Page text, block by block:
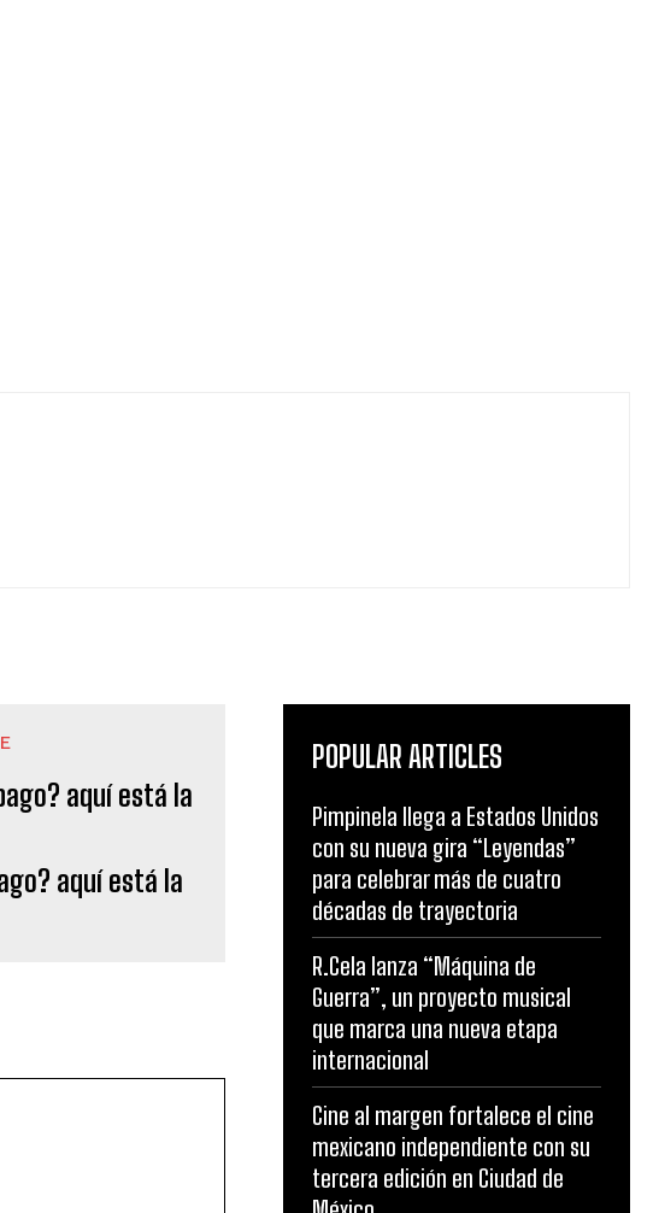
aquí está la
POPULAR ARTICLES
Pimpinela llega a Estados Unidos
con su nueva gira “Leyendas”
para celebrar más de cuatro
décadas de trayectoria
R.Cela lanza “Máquina de
Guerra”, un proyecto musical
que marca una nueva etapa
internacional
Cine al margen fortalece el cine
mexicano independiente con su
tercera edición en Ciudad de